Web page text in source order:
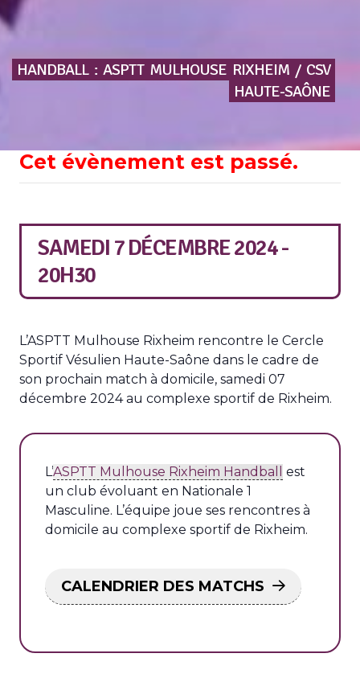
HANDBALL : ASPTT MULHOUSE RIXHEIM / CSV
HAUTE-SAÔNE
Cet évènement est passé.
SAMEDI 7 DÉCEMBRE 2024 -
20H30
L’ASPTT Mulhouse Rixheim rencontre le Cercle
Sportif Vésulien Haute-Saône dans le cadre de
son prochain match à domicile, samedi 07
décembre 2024 au complexe sportif de Rixheim.
L’ASPTT Mulhouse Rixheim Handball
est
un club évoluant en Nationale 1
Masculine. L’équipe joue ses rencontres à
domicile au complexe sportif de Rixheim.
CALENDRIER DES MATCHS